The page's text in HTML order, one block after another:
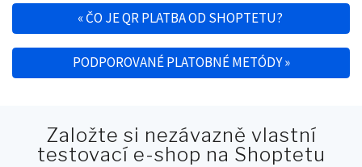
Post navigation
«ČO JE QR PLATBA OD SHOPTETU?
PODPOROVANÉ PLATOBNÉ METÓDY»
Založte si nezávazně vlastní
testovací e-shop na Shoptetu